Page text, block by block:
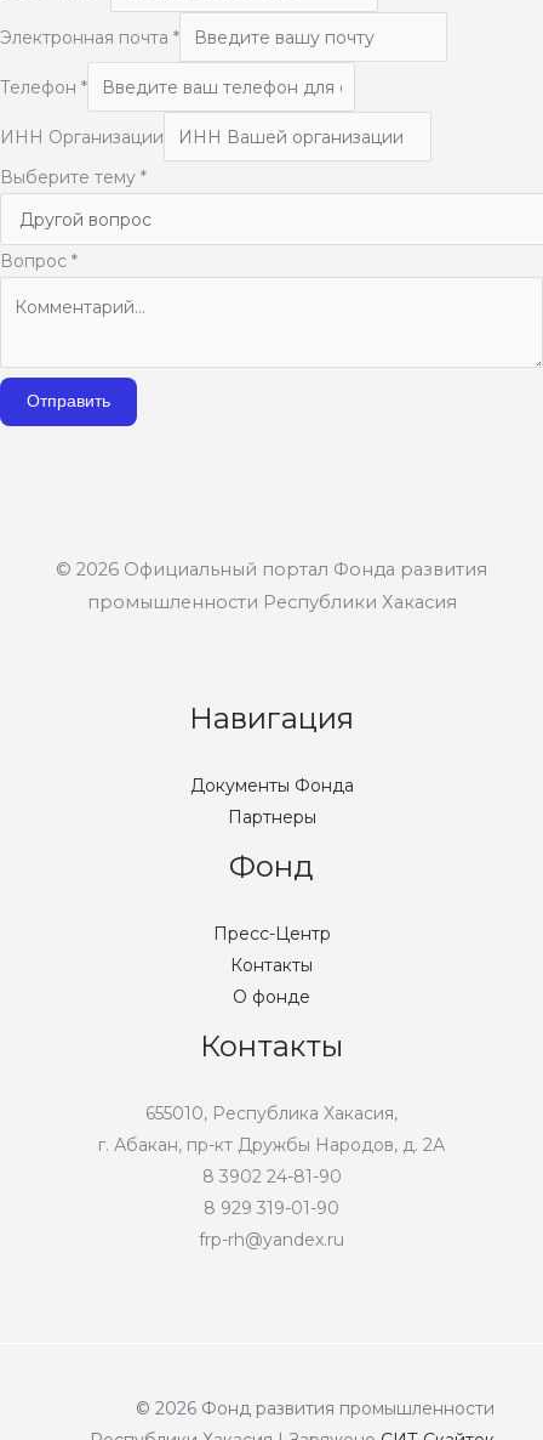
Электронная почта *
Телефон *
ИНН Организации
Выберите тему *
Вопрос *
Отправить
© 2026 Официальный портал Фонда развития
промышленности Республики Хакасия
Навигация
Документы Фонда
Партнеры
Фонд
Пресс-Центр
Контакты
О фонде
Контакты
655010, Республика Хакасия,
г. Абакан, пр-кт Дружбы Народов, д. 2А
8 3902 24-81-90
8 929 319-01-90
frp-rh@yandex.ru
© 2026 Фонд развития промышленности